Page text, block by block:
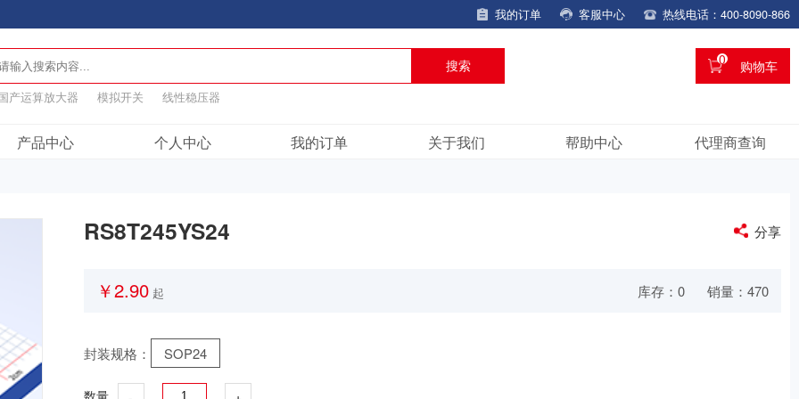
我的订单 客服中心 热线电话：400-8090-866
搜索
产运算放大器 模拟开关 线性稳压器
0 购物车
产品中心 个人中心 我的订单 关于我们 帮助中心 代理商查询
RS8T245YS24 分享
￥2.90起 库存： 0 销量：470
封装规格： SOP24